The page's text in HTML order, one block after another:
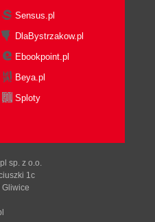
Sensus.pl
DlaBystrzakow.pl
Ebookpoint.pl
Beya.pl
Sploty
sp. z o.o.
1c